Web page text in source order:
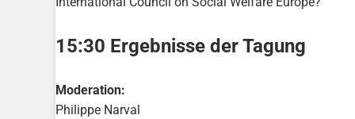
15:30 Ergebnisse der Tagung
Moderation:
Philippe Narval